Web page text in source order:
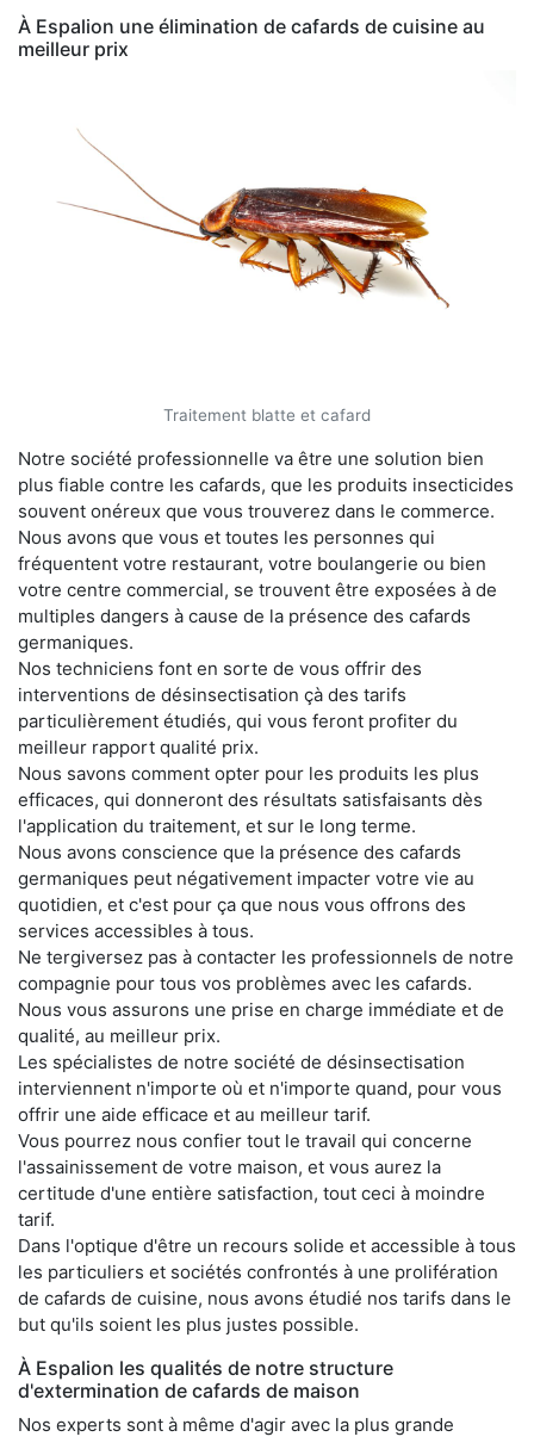
À Espalion une élimination de cafards de cuisine au
meilleur prix
Traitement blatte et cafard
Notre société professionnelle va être une solution bien
plus fiable contre les cafards, que les produits insecticides
souvent onéreux que vous trouverez dans le commerce.
Nous avons que vous et toutes les personnes qui
fréquentent votre restaurant, votre boulangerie ou bien
votre centre commercial, se trouvent être exposées à de
multiples dangers à cause de la présence des cafards
germaniques.
Nos techniciens font en sorte de vous offrir des
interventions de désinsectisation çà des tarifs
particulièrement étudiés, qui vous feront profiter du
meilleur rapport qualité prix.
Nous savons comment opter pour les produits les plus
efficaces, qui donneront des résultats satisfaisants dès
l'application du traitement, et sur le long terme.
Nous avons conscience que la présence des cafards
germaniques peut négativement impacter votre vie au
quotidien, et c'est pour ça que nous vous offrons des
services accessibles à tous.
Ne tergiversez pas à contacter les professionnels de notre
compagnie pour tous vos problèmes avec les cafards.
Nous vous assurons une prise en charge immédiate et de
qualité, au meilleur prix.
Les spécialistes de notre société de désinsectisation
interviennent n'importe où et n'importe quand, pour vous
offrir une aide efficace et au meilleur tarif.
Vous pourrez nous confier tout le travail qui concerne
l'assainissement de votre maison, et vous aurez la
certitude d'une entière satisfaction, tout ceci à moindre
tarif.
Dans l'optique d'être un recours solide et accessible à tous
les particuliers et sociétés confrontés à une prolifération
de cafards de cuisine, nous avons étudié nos tarifs dans le
but qu'ils soient les plus justes possible.
À Espalion les qualités de notre structure
d'extermination de cafards de maison
Nos experts sont à même d'agir avec la plus grande